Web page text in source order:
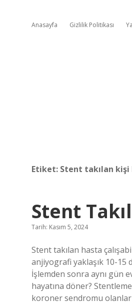
Anasayfa Gizlilik Politikası
Etiket: Stent takılan kişi
Stent
Tarih: Kasım 5, 2024
Stent takılan hasta
anjiyografi yaklaşık 10-15
İşlemden sonra aynı gün
hayatına döner?
koroner sendromu